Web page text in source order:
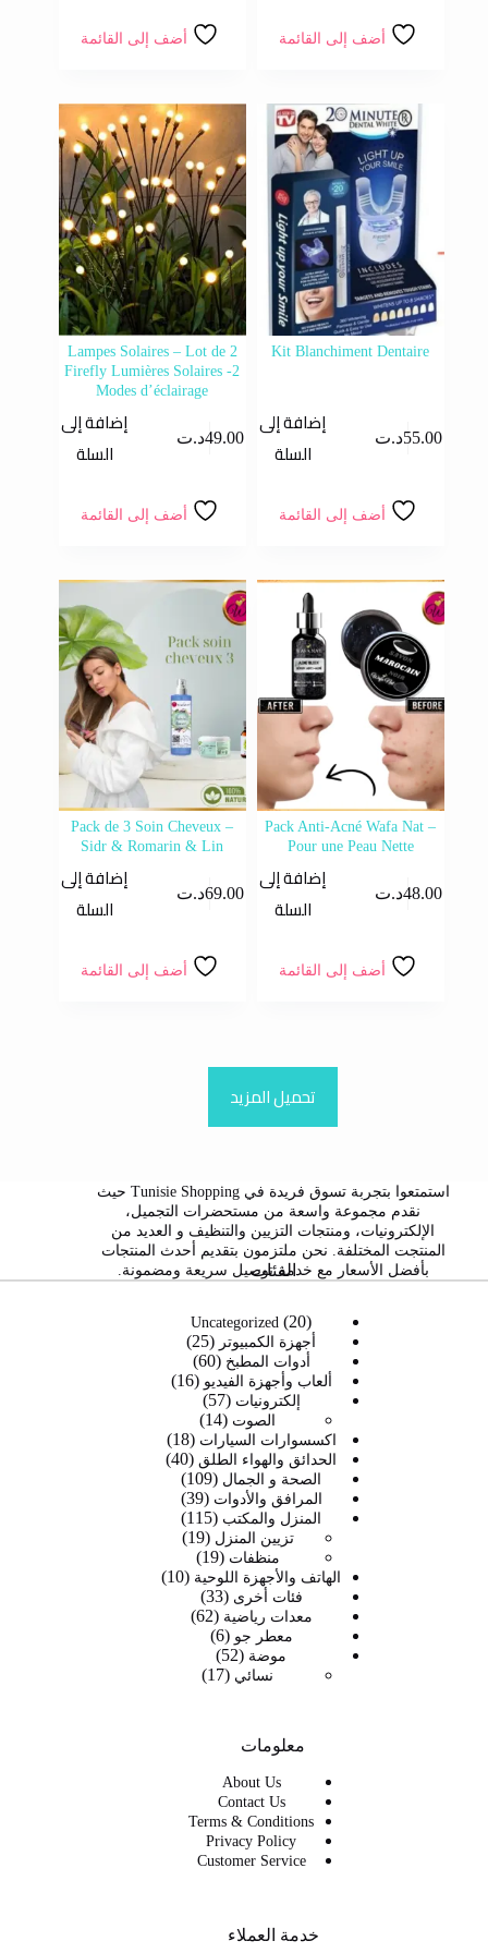
أضف إلى القائمة أضف إلى القائمة
Kit Blanchiment Dentaire
55.00د.ت
إضافة إلى
السلة
أضف إلى القائمة
Lampes Solaires – Lot de 2
Firefly Lumières Solaires -2
Modes d’éclairage
49.00د.ت
إضافة إلى
السلة
أضف إلى القائمة
Pack Anti-Acné Wafa Nat –
Pour une Peau Nette
48.00د.ت
إضافة إلى
السلة
أضف إلى القائمة
Pack de 3 Soin Cheveux –
Sidr & Romarin & Lin
69.00د.ت
إضافة إلى
السلة
أضف إلى القائمة
تحميل المزيد
استمتعوا بتجربة تسوق فريدة في Tunisie Shopping حيث
نقدم مجموعة واسعة من مستحضرات التجميل،
الإلكترونيات، ومنتجات التزيين والتنظيف و العديد من
المنتجت المختلفة. نحن ملتزمون بتقديم أحدث المنتجات
بأفضل الأسعار مع خدمة توصيل سريعة ومضمونة.
الفئات
Uncategorized 20
20
منتج
أجهزة الكمبيوتر 25
25
منتج
أدوات المطبخ 60
60
منتج ألعاب وأجهزة الفيديو 16
16
إلكترونيات 57
57
منتج
الصوت 14
14
منتجاكسسوارات السيارات 18
18
منتج
الحدائق والهواء الطلق 40
40
الصحة و الجمال 109
109
منتجات
المرافق والأدوات 39
39
منتج
المنزل والمكتب 115
115
منتج
تزيين المنزل 19
19
منظفات 19
19
منتجالهاتف والأجهزة اللوحية 10
10
فئات أخرى 33
33
منتج
معدات رياضية 62
62
معطر جو 6
6
منتجات
موضة 52
52
منتج
نسائي 17
17
معلومات
About Us
Contact Us
Terms & Conditions
Privacy Policy
Customer Service
خدمة العملاء